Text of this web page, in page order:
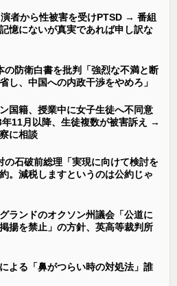
演者から性被害を受けPTSD → 番組
憶にないが真実であれば申し訳な
の防衛白書を批判「強烈な不満と断
し、中国への内政干渉をやめろ」
国籍、授業中に女子生徒へ不同意
11月以降、生徒複数が被害訴え →
に相談
の石破前総理「実現に向けて検討を
。減税しますというのは公約じゃ
ランドのオクソン州議会「公道に
揚を禁止」の方針、英高等裁判所
よる「鼻がつらい時の対処法」誰